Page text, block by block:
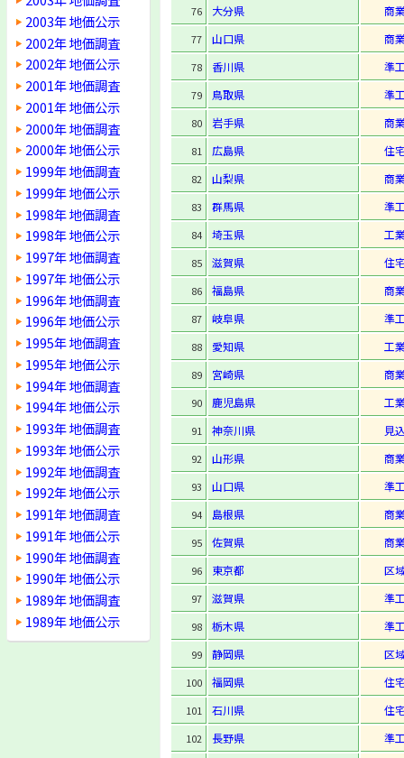
2003年 地価公示
2002年 地価調査
2002年 地価公示
2001年 地価調査
2001年 地価公示
2000年 地価調査
2000年 地価公示
1999年 地価調査
1999年 地価公示
1998年 地価調査
1998年 地価公示
1997年 地価調査
1997年 地価公示
1996年 地価調査
1996年 地価公示
1995年 地価調査
1995年 地価公示
1994年 地価調査
1994年 地価公示
1993年 地価調査
1993年 地価公示
1992年 地価調査
1992年 地価公示
1991年 地価調査
1991年 地価公示
1990年 地価調査
1990年 地価公示
1989年 地価調査
1989年 地価公示
76 大分県 商
77 山口県 商
78 香川県 準
79 鳥取県 準
80 岩手県 商
81 広島県 住
82 山梨県 商
83 群馬県 準
84 埼玉県 工
85 滋賀県 住
86 福島県 商
87 岐阜県 準
88 愛知県 工
89 宮崎県 商
90 鹿児島県 工
91 神奈川県 見
92 山形県 商
93 山口県 準
94 島根県 商
95 佐賀県 商
96 東京都 区
97 滋賀県 準
98 栃木県 準
99 静岡県 区
100 福岡県 住
101 石川県 住
102 長野県 準